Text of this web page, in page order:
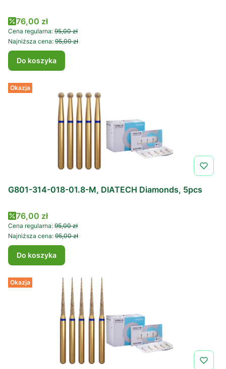
Cena promocyjna
76,00 zł
Cena regularna: 95,00 zł
Najniższa cena: 95,00 zł
Do koszyka
Okazja
G801-314-018-01.8-M, DIATECH Diamonds, 5pcs
Cena promocyjna
76,00 zł
Cena regularna: 95,00 zł
Najniższa cena: 95,00 zł
Do koszyka
Okazja